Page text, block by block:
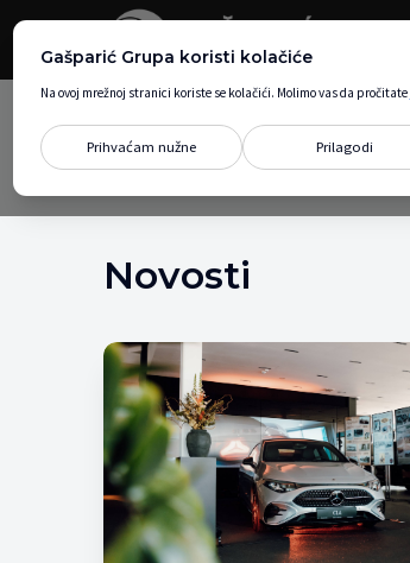
Novosti
Gašparić Grupa koristi kolačiće
Na ovoj mrežnoj stranici koriste se kolačići. Molimo vas da pročitate
Prihvaćam nužne Prilagodi